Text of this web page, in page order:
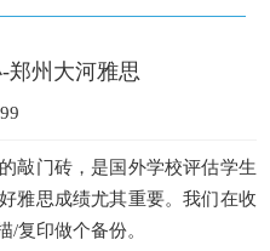
郑州大河雅思
敲门砖，是国外学校评估学生
雅思成绩尤其重要。我们在收
/复印做个备份。